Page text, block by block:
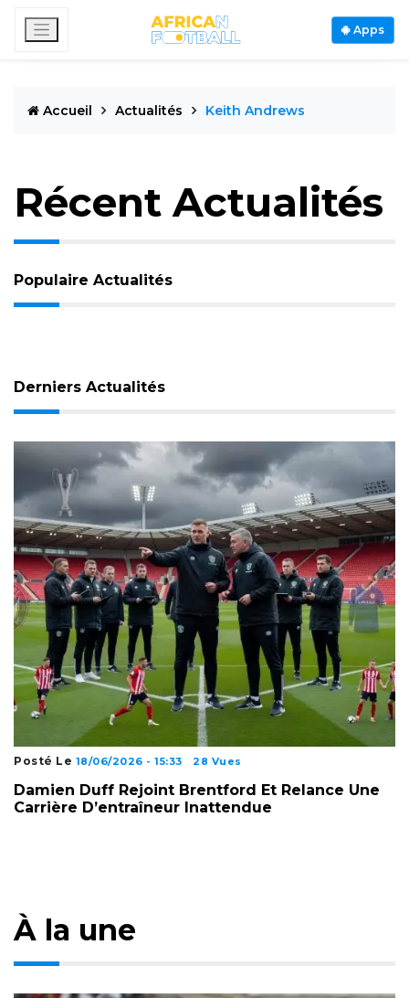
Apps
Accueil Actualités Keith Andrews
Récent Actualités
Populaire Actualités
Derniers Actualités
Posté Le 18/06/2026 - 15:33 28 Vues
Damien Duff Rejoint Brentford Et Relance Une
Carrière D’entraîneur Inattendue
À la une